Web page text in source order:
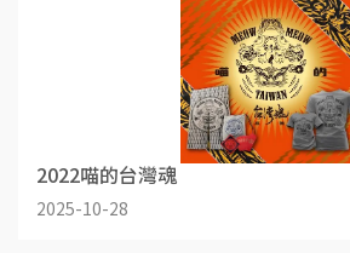
2022喵的台灣魂
2025-10-28